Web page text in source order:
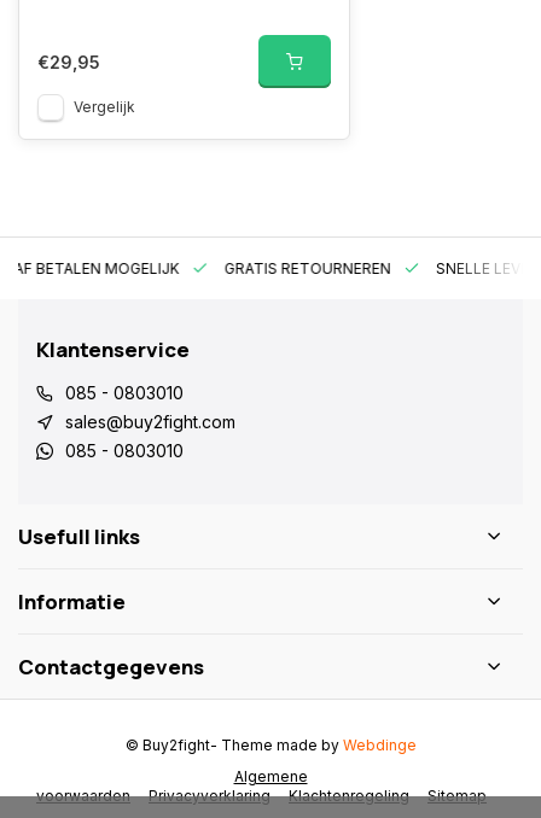
€29,95
Vergelijk
BETALEN MOGELIJK GRATIS RETOURNEREN SNELLE
Klantenservice
085 - 0803010
sales@buy2fight.com
085 - 0803010
Usefull links
Informatie
Contactgegevens
Algemene
voorwaarden
Privacyverklaring Klachtenregeling Sitemap
© Buy2fight- Theme made by Webdinge